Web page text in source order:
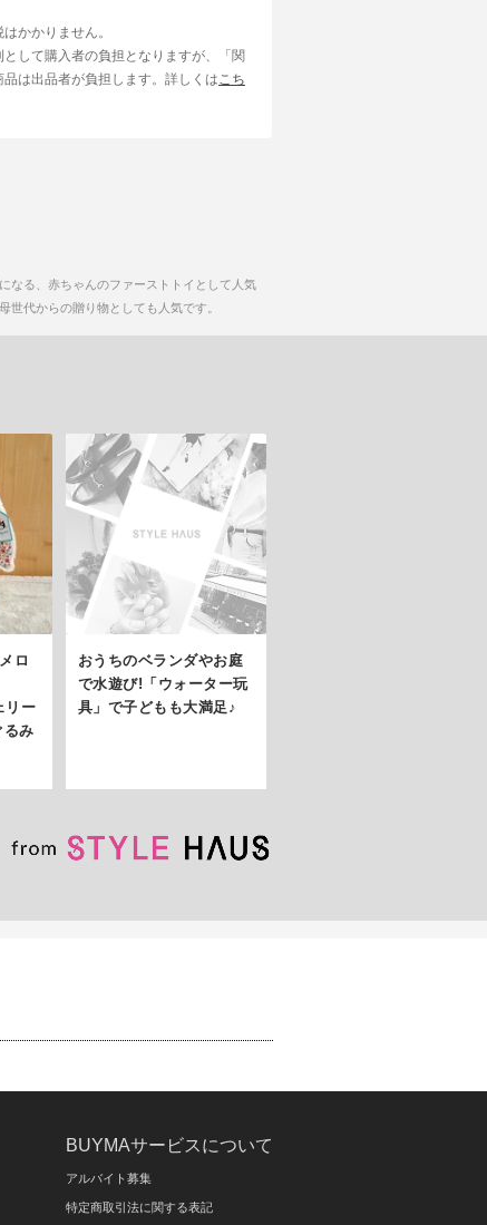
かかりません。
して購入者の負担となりますが、「関
は出品者が負担します。詳しくは こち
なる、赤ちゃんのファーストトイとして人気
代からの贈り物としても人気です。
ロ
リー
るみ
おうちのベランダやお庭
で水遊び!「ウォーター玩
具」で子どもも大満足♪
BUYMAサービスについて
アルバイト募集
特定商取引法に関する表記